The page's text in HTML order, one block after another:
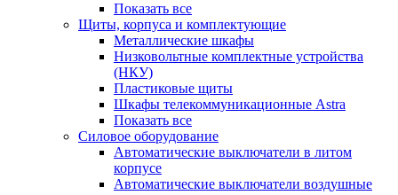
Показать все
Щиты, корпуса и комплектующие
Металлические шкафы
Низковольтные комплектные устройства
(НКУ)
Пластиковые щиты
Шкафы телекоммуникационные Astra
Показать все
Силовое оборудование
Автоматические выключатели в литом
корпусе
Автоматические выключатели воздушные